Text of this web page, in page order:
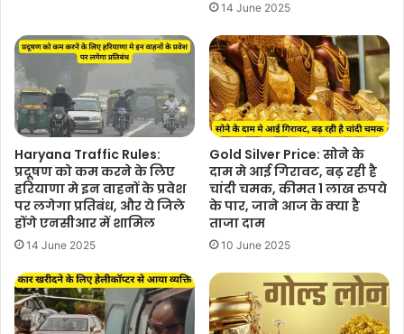
14 June 2025
Haryana Traffic Rules:
प्रदूषण को कम करने के लिए
हरियाणा मे इन वाहनों के प्रवेश
पर लगेगा प्रतिबंध, और ये जिले
होंगे एनसीआर में शामिल
14 June 2025
Gold Silver Price: सोने के
दाम मे आई गिरावट, बढ़ रही है
चांदी चमक, कीमत 1 लाख रुपये
के पार, जाने आज के क्या है
ताजा दाम
10 June 2025